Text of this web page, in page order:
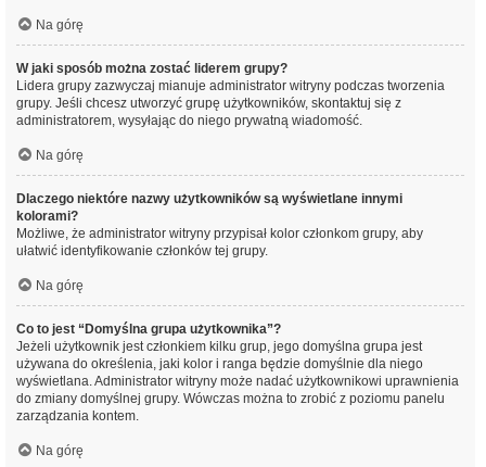
Na górę
W jaki sposób można zostać liderem grupy?
Lidera grupy zazwyczaj mianuje administrator witryny podczas tworzenia
grupy. Jeśli chcesz utworzyć grupę użytkowników, skontaktuj się z
administratorem, wysyłając do niego prywatną wiadomość.
Na górę
Dlaczego niektóre nazwy użytkowników są wyświetlane innymi
kolorami?
Możliwe, że administrator witryny przypisał kolor członkom grupy, aby
ułatwić identyfikowanie członków tej grupy.
Na górę
Co to jest “Domyślna grupa użytkownika”?
Jeżeli użytkownik jest członkiem kilku grup, jego domyślna grupa jest
używana do określenia, jaki kolor i ranga będzie domyślnie dla niego
wyświetlana. Administrator witryny może nadać użytkownikowi uprawnienia
do zmiany domyślnej grupy. Wówczas można to zrobić z poziomu panelu
zarządzania kontem.
Na górę